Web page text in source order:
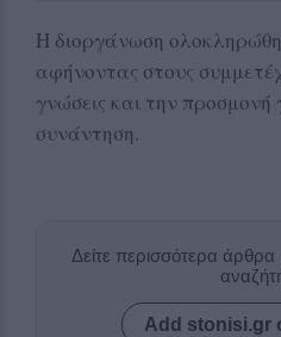
Η διοργάνωση
αφήνοντας στους
γνώσεις και την προσμονή
συνάντηση.
Δείτε περισσότερα
Add stonisi.gr